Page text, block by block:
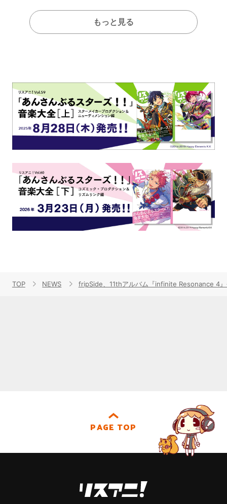
もっと見る
TOP NEWS fripSide、11thアルバム『infinite Resonance 4
PAGE TOP